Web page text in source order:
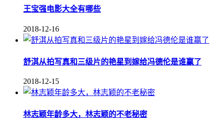
王宝强电影大全有哪些
2018-12-16
舒淇从拍写真和三级片的艳星到嫁给冯德伦是谁赢了
2018-12-15
林志颖年龄多大，林志颖的不老秘密